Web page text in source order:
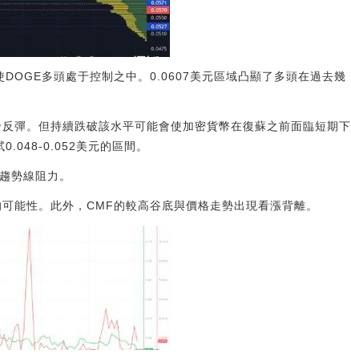
多頭處于控制之中。0.0607美元區域凸顯了多頭在過去幾
彈。但持續跌破該水平可能會使加密貨幣在復蘇之前面臨短期下
0.048-0.052美元的區間。
勢線阻力。
能性。此外，CMF的較高谷底與價格走勢出現看漲背離。